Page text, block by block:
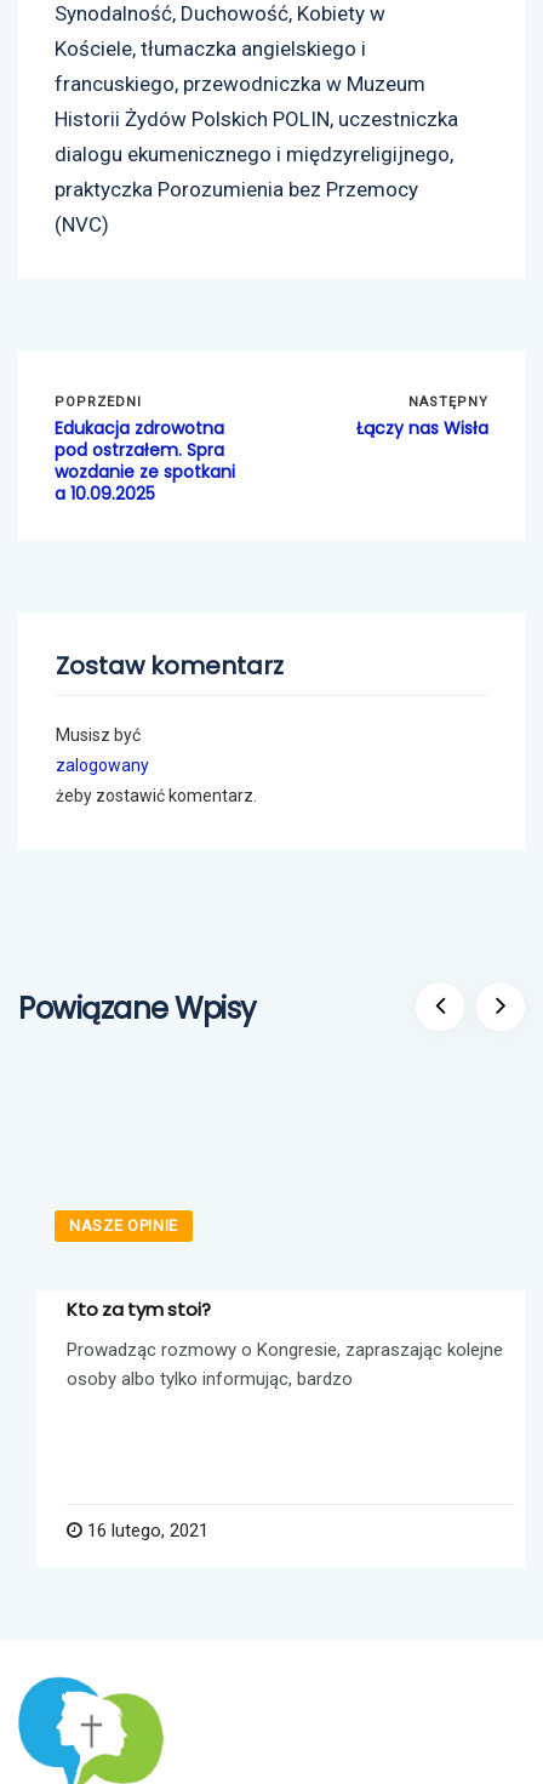
Synodalność, Duchowość, Kobiety w
Kościele, tłumaczka angielskiego i
francuskiego, przewodniczka w Muzeum
Historii Żydów Polskich POLIN, uczestniczka
dialogu ekumenicznego i międzyreligijnego,
praktyczka Porozumienia bez Przemocy
(NVC)
POPRZEDNI
Edukacja zdrowotna
pod ostrzałem. Spra
wozdanie ze spotkani
a 10.09.2025
NASTĘPNY
Łączy nas Wisła
Zostaw komentarz
Musisz być
zalogowany
żeby zostawić komentarz.
Powiązane Wpisy
NASZE OPINIE
Kto za tym stoi?
Prowadząc rozmowy o Kongresie, zapraszając kolejne
osoby albo tylko informując, bardzo
16 lutego, 2021